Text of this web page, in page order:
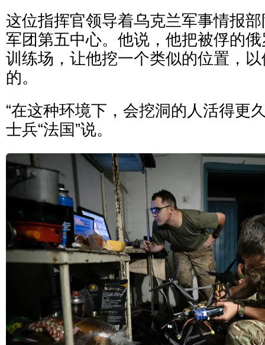
这位指挥官领导着乌克兰军事情报
军团第五中心。他说，他把被俘的
训练场，让他挖一个类似的位置，
的。
“在这种环境下，会挖洞的人活得更
士兵“法国”说。